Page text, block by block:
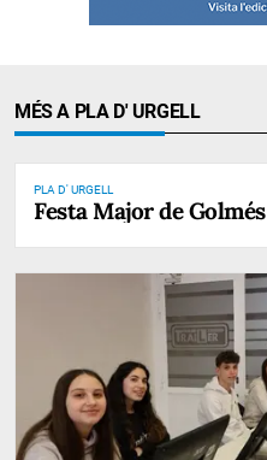
MÉS A PLA D' URGELL
PLA D' URGELL
Festa Major de Golmés